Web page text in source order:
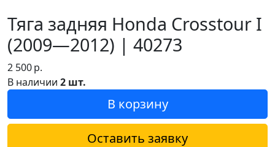
Тяга задняя Honda Crosstour I
(2009—2012) | 40273
2 500р.
В наличии 2 шт.
В корзину
Оставить заявку